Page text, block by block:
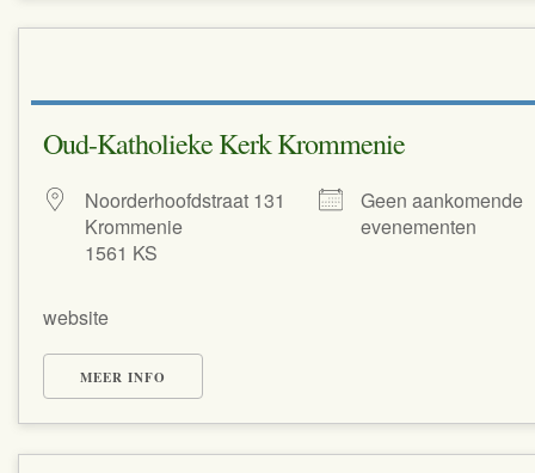
Oud-Katholieke Kerk Krommenie
Noorderhoofdstraat 131
Krommenie
1561 KS
Geen aankomende
evenementen
website
MEER INFO